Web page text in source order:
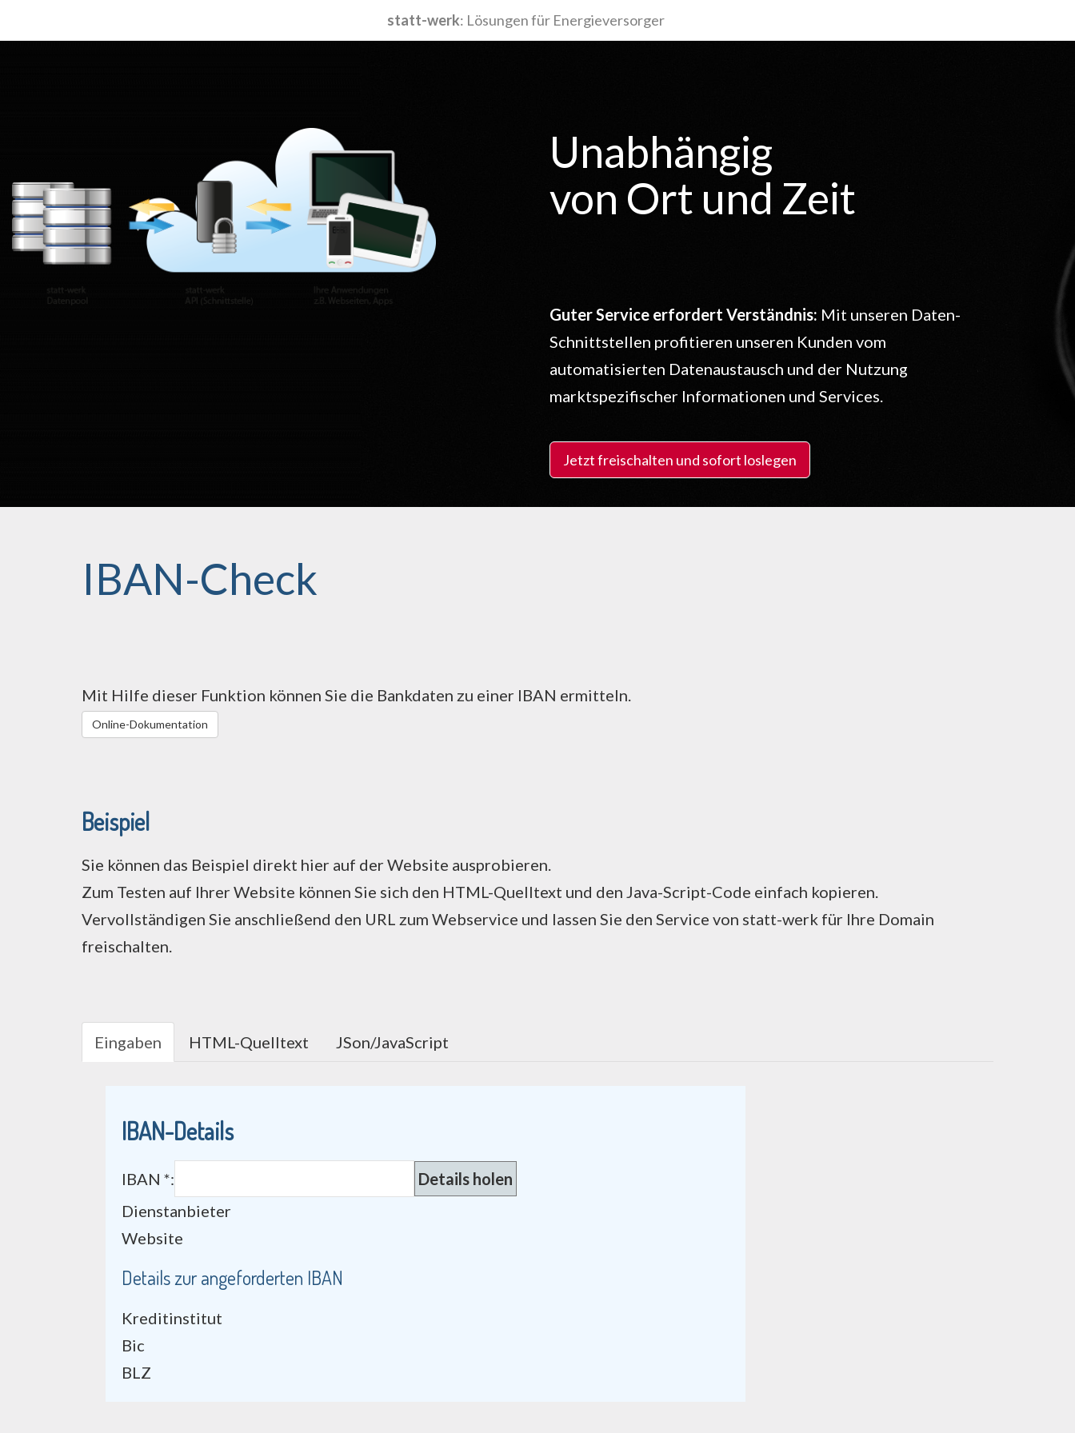
statt-werk: Lösungen für Energieversorger
Unabhängig
von Ort und Zeit
Guter Service erfordert Verständnis: Mit unseren Daten-
Schnittstellen profitieren unseren Kunden vom
automatisierten Datenaustausch und der Nutzung
marktspezifischer Informationen und Services.
Jetzt freischalten und sofort loslegen
IBAN-Check
Mit Hilfe dieser Funktion können Sie die Bankdaten zu einer IBAN ermitteln.
Online-Dokumentation
Beispiel
Sie können das Beispiel direkt hier auf der Website ausprobieren.
Zum Testen auf Ihrer Website können Sie sich den HTML-Quelltext und den Java-Script-Code einfach kopieren.
Vervollständigen Sie anschließend den URL zum Webservice und lassen Sie den Service von statt-werk für Ihre Domain
freischalten.
Eingaben HTML-Quelltext JSon/JavaScript
IBAN-Details
IBAN *:
Dienstanbieter
Website
Details zur angeforderten IBAN
Kreditinstitut
Bic
BLZ